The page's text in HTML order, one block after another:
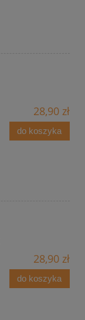
28,90 zł
do koszyka
28,90 zł
do koszyka